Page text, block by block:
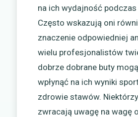
na ich wydajność
Często wskazują oni
znaczenie odpowiedniej
wielu profesjonalistów
dobrze dobrane buty
wpłynąć na ich wyniki
zdrowie stawów.
zwracają uwagę na wagę